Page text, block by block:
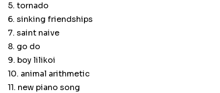
5. tornado
6. sinking friendships
7. saint naive
8. go do
9. boy lilikoi
10. animal arithmetic
11. new piano song